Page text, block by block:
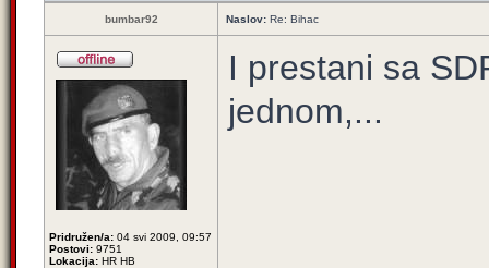
bumbar92 Naslov: Re: Bihac
Pridružen/a: 04 svi 2009, 09:57
Postovi: 9751
Lokacija: HR HB
I prestani sa
jednom,...